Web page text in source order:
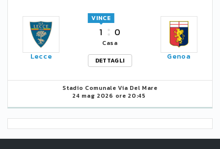
Lecce
1
VINCE
0
Casa
DETTAGLI
Genoa
Stadio Comunale Via Del Mare
24 mag 2026 ore 20:45